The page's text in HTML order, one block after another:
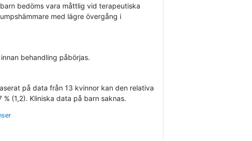
bedöms vara måttlig vid terapeutiska
med lägre övergång i
behandling påbörjas.
på data från 13 kvinnor kan den relativa
(1,2). Kliniska data på barn saknas.